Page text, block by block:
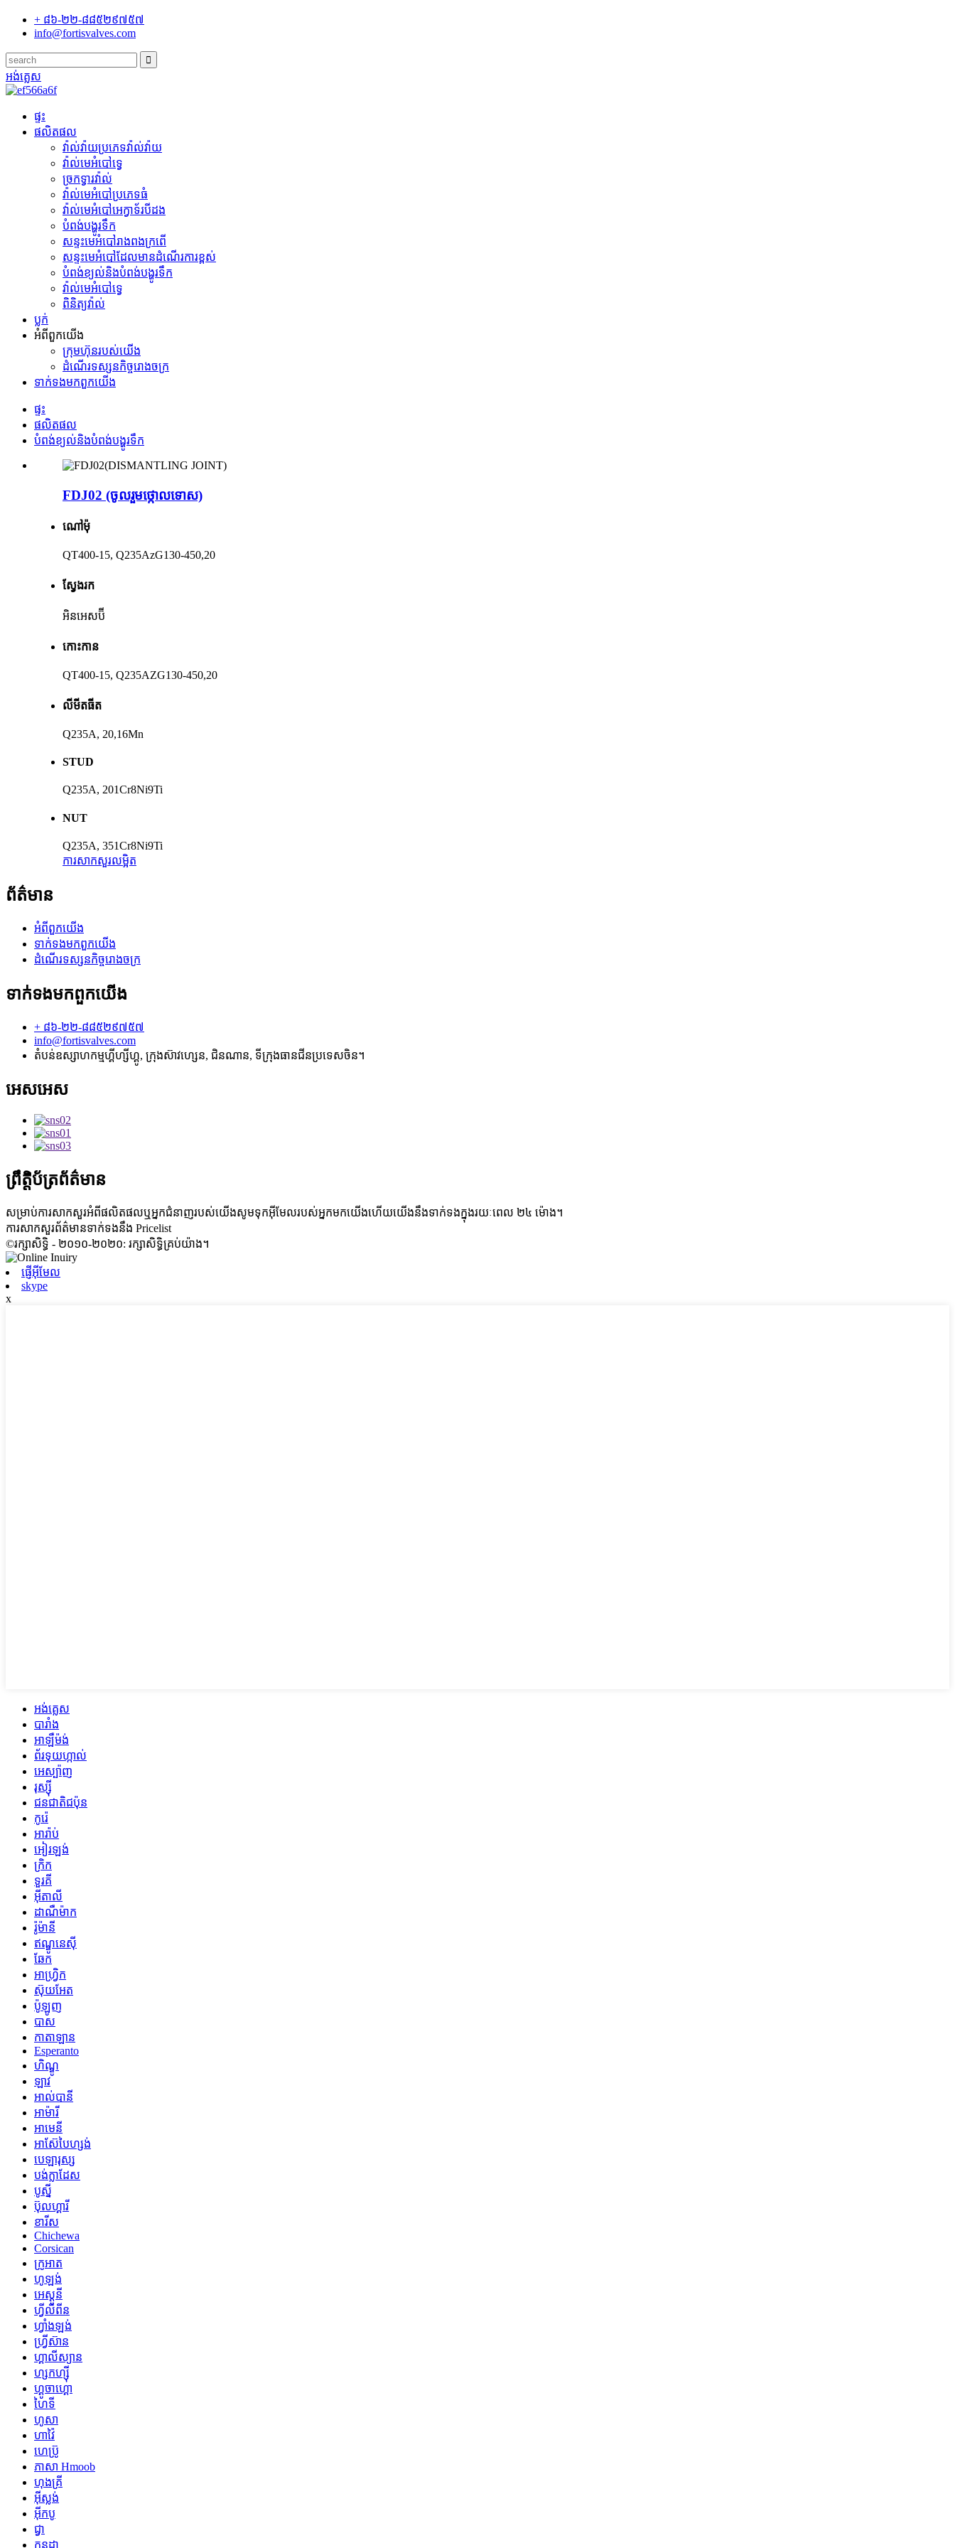
+ ៨៦-២២-៨៨៥២៩៧៥៧
info@fortisvalves.com
អង់គ្លេស
ផ្ទះ
ផលិតផល
វ៉ាល់វ៉ាយប្រភេទវ៉ាល់វ៉ាយ
វ៉ាល់មេអំបៅទ្វេ
ច្រកទ្វារវ៉ាល់
វ៉ាល់មេអំបៅប្រភេទធំ
វ៉ាល់មេអំបៅអេក្វាទ័របីដង
បំពង់បង្ហូរទឹក
សន្ទះមេអំបៅរាងពងក្រពើ
សន្ទះមេអំបៅដែលមានដំណើរការខ្ពស់
បំពង់ខ្យល់និងបំពង់បង្ហូរទឹក
វ៉ាល់មេអំបៅទ្វេ
ពិនិត្យវ៉ាល់
ប្លក់
អំពី​ពួក​យើង
ក្រុមហ៊ុន​របស់​យើង
ដំណើរទស្សនកិច្ចរោងចក្រ
ទាក់ទង​មក​ពួក​យើង
ផ្ទះ
ផលិតផល
បំពង់ខ្យល់និងបំពង់បង្ហូរទឹក
FDJ02 (ចូលរួមថ្កោលទោស)
ណៅម៉ុ
QT400-15, Q235AzG130-450,20
ស្វែងរក
អិនអេសប៊ី
កោះកាន
QT400-15, Q235AZG130-450,20
លីមីតធីត
Q235A, 20,16Mn
STUD
Q235A, 201Cr8Ni9Ti
NUT
Q235A, 351Cr8Ni9Ti
ការសាកសួរលម្អិត
ព័ត៌មាន
អំពី​ពួក​យើង
ទាក់ទង​មក​ពួក​យើង
ដំណើរទស្សនកិច្ចរោងចក្រ
ទាក់ទង​មក​ពួក​យើង
+ ៨៦-២២-៨៨៥២៩៧៥៧
info@fortisvalves.com
តំបន់ឧស្សាហកម្មហ្គីហ្សីហ្គូ, ក្រុងស៊ាវហ្សេន, ជិនណាន, ទីក្រុងធានជីនប្រទេសចិន។
អេសអេស
ព្រឹត្តិប័ត្រព័ត៌មាន
សម្រាប់ការសាកសួរអំពីផលិតផលឬអ្នកជំនាញរបស់យើងសូមទុកអ៊ីមែលរបស់អ្នកមកយើងហើយយើងនឹងទាក់ទងក្នុងរយៈពេល ២៤ ម៉ោង។
ការសាកសួរព័ត៌មានទាក់ទងនឹង Pricelist
©រក្សាសិទ្ធិ - ២០១០-២០២០: រក្សាសិទ្ធិគ្រប់យ៉ាង។
ផ្ញើអ៊ីមែល
skype
x
អង់គ្លេស
បារាំង
អាឡឺម៉ង់
ព័រទុយហ្កាល់
អេស្ប៉ាញ
រុស្ស៊ី
ជនជាតិជប៉ុន
កូរ៉េ
អារ៉ាប់
អៀរឡង់
ក្រិក
ទួរគី
អ៊ីតាលី
ដាណឺម៉ាក
រ៉ូម៉ានី
ឥណ្ឌូនេស៊ី
ឆែក
អាហ្រ្វិក
ស៊ុយអែត
ប៉ូឡូញ
បាស
កាតាឡាន
Esperanto
ហិណ្ឌូ
ឡាវ
អាល់បានី
អាម៉ារី
អាមេនី
អាស៊ែបៃហ្សង់
បេឡារុស្ស
បង់ក្លាដែស
បូស្នី
ប៊ុលហ្គារី
ខារីស
Chichewa
Corsican
ក្រូអាត
ហូឡង់
អេស្តូនី
ហ្វីលីពីន
ហ្វាំងឡង់
ហ្វ្រីស៊ាន
ហ្គាលីស្យាន
ហ្សកហ្ស៊ី
ហ្គូចាហ្គោ
ហៃទី
ហូសា
ហាវ៉ៃ
ហេប្រ៊ូ
ភាសា Hmoob
ហុងគ្រី
អ៊ីស្លង់
អ៊ីកបូ
ជ្វា
កន្នដា